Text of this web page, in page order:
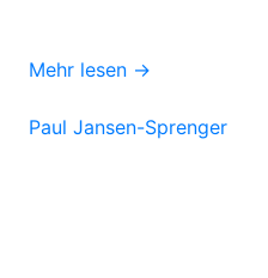
Mehr lesen →
Paul Jansen-Sprenger